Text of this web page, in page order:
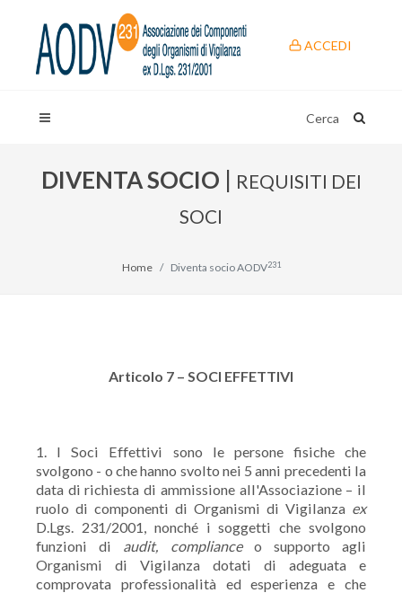
ACCEDI
Cerca
DIVENTA SOCIO | REQUISITI DEI
SOCI
Home Diventa socio AODV231
Articolo 7 – SOCI EFFETTIVI
1. I Soci Effettivi sono le persone fisiche che
svolgono - o che hanno svolto nei 5 anni precedenti la
data di richiesta di ammissione all'Associazione – il
ruolo di componenti di Organismi di Vigilanza ex
D.Lgs. 231/2001, nonché i soggetti che svolgono
funzioni di audit, complianceo supporto agli
Organismi di Vigilanza dotati di adeguata e
comprovata professionalità ed esperienza e che